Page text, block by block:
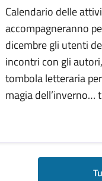
Calendario delle
accompagneranno
dicembre gli utenti
incontri con gli
tombola letteraria
magia dell’inverno…